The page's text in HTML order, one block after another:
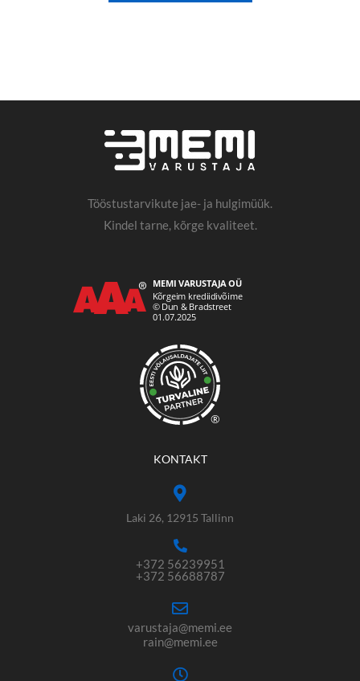
Tööstustarvikute jae- ja hulgimüük.
Kindel tarne, kõrge kvaliteet.
®
KONTAKT
Laki 26, 12915 Tallinn
+372 56239951
+372 56688787
varustaja@memi.ee
rain@memi.ee